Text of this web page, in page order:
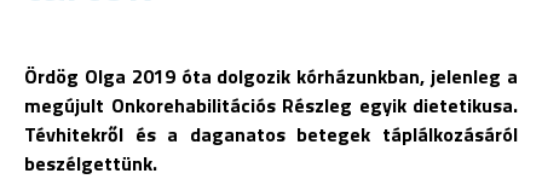
Ördög Olga 2019 óta dolgozik kórházunkban, jelenleg a
megújult Onkorehabilitációs Részleg egyik dietetikusa.
Tévhitekről és a daganatos betegek táplálkozásáról
beszélgettünk.